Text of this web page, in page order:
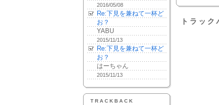
2016/05/08
Re:下見を兼ねて一杯ど
お？
YABU
2015/11/13
Re:下見を兼ねて一杯ど
お？
はーちゃん
2015/11/13
TRACKBACK
トラッ